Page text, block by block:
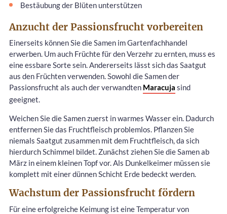
Bestäubung der Blüten unterstützen
Anzucht der Passionsfrucht vorbereiten
Einerseits können Sie die Samen im Gartenfachhandel
erwerben. Um auch Früchte für den Verzehr zu ernten, muss es
eine essbare Sorte sein. Andererseits lässt sich das Saatgut
aus den Früchten verwenden. Sowohl die Samen der
Passionsfrucht als auch der verwandten Maracuja sind
geeignet.
Weichen Sie die Samen zuerst in warmes Wasser ein. Dadurch
entfernen Sie das Fruchtfleisch problemlos. Pflanzen Sie
niemals Saatgut zusammen mit dem Fruchtfleisch, da sich
hierdurch Schimmel bildet. Zunächst ziehen Sie die Samen ab
März in einem kleinen Topf vor. Als Dunkelkeimer müssen sie
komplett mit einer dünnen Schicht Erde bedeckt werden.
Wachstum der Passionsfrucht fördern
Für eine erfolgreiche Keimung ist eine Temperatur von